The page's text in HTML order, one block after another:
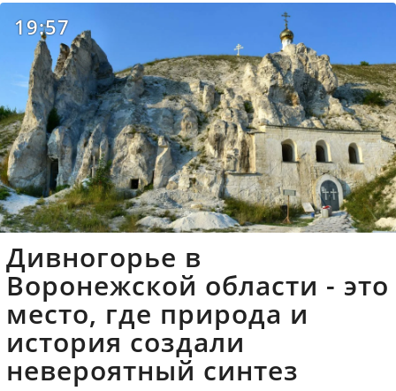
19:57
Дивногорье в
Воронежской области - это
место, где природа и
история создали
невероятный синтез